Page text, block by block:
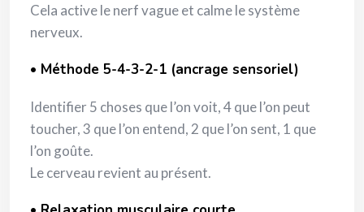
Cela active le nerf vague et calme le système
nerveux.
• Méthode 5-4-3-2-1 (ancrage sensoriel)
Identifier 5 choses que l’on voit, 4 que l’on peut
toucher, 3 que l’on entend, 2 que l’on sent, 1 que
l’on goûte.
Le cerveau revient au présent.